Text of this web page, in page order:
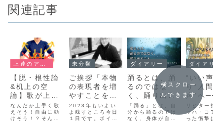
関連記事
【脱・根性論
&机上の空
論】歌が上手
くなるのに一
番必要なもの
は体内の圧力
なんだか上手く歌
えそう！自由に動
けそう！？そんな
未分類
ご挨拶「本物
の表現者を増
やすことを諦
めない、ニセ
モノのボイト
レに負けない
2023年もいよい
よ残すところ今日
１日です。ボイス
ダイアリー
踊るとは、踊
るのではな
く、踊り出す
こと
「踊る」とは、自
分から踊るのでは
なく、身体が自然
ダイアリ
“いい声”
り“人間
声”へ──
原点にあ
「リヒタ
バッハ・
リヒター指
ッハ・コア
った衝撃は
横スクロー
ルできます